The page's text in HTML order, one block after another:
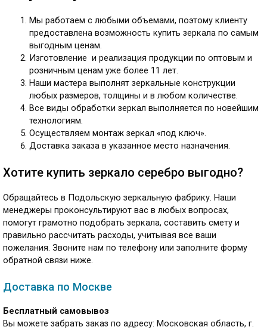
Мы работаем с любыми объемами, поэтому клиенту
предоставлена возможность купить зеркала по самым
выгодным ценам.
Изготовление и реализация продукции по оптовым и
розничным ценам уже более 11 лет.
Наши мастера выполнят зеркальные конструкции
любых размеров, толщины и в любом количестве.
Все виды обработки зеркал выполняется по новейшим
технологиям.
Осуществляем монтаж зеркал «под ключ».
Доставка заказа в указанное место назначения.
Хотите купить зеркало серебро выгодно?
Обращайтесь в Подольскую зеркальную фабрику. Наши
менеджеры проконсультируют вас в любых вопросах,
помогут грамотно подобрать зеркала, составить смету и
правильно рассчитать расходы, учитывая все ваши
пожелания. Звоните нам по телефону или заполните форму
обратной связи ниже.
Доставка по Москве
Бесплатный самовывоз
Вы можете забрать заказ по адресу: Московская область, г.